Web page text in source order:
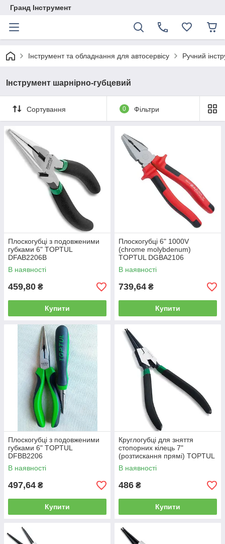
Гранд Інструмент
Інструмент та обладнання для автосервісу Ручний
Інструмент шарнірно-губцевий
Сортування 0 Фільтри
Плоскогубці з подовженими
губками 6" TOPTUL
DFAB2206B
В наявності
459,80 ₴
Купити
Плоскогубці 6" 1000V
(chrome molybdenum)
TOPTUL DGBA2106
В наявності
739,64 ₴
Купити
Плоскогубці з подовженими
губками 6" TOPTUL
DFBB2206
В наявності
497,64 ₴
Купити
Круглогубці для зняття
стопорних кілець 7"
(розтискання прямі) TOPTUL
DCAB1207
В наявності
486 ₴
Купити